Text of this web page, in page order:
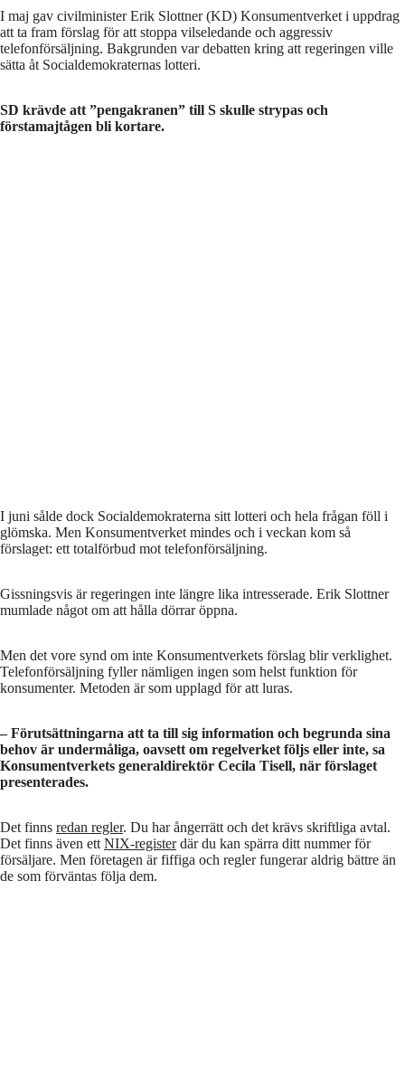
I maj gav civilminister Erik Slottner (KD) Konsumentverket i uppdrag
att ta fram förslag för att stoppa vilseledande och aggressiv
telefonförsäljning. Bakgrunden var debatten kring att regeringen ville
sätta åt Socialdemokraternas lotteri.
SD krävde att ”pengakranen” till S skulle strypas och
förstamajtågen bli kortare.
I juni sålde dock Socialdemokraterna sitt lotteri och hela frågan föll i
glömska. Men Konsumentverket mindes och i veckan kom så
förslaget: ett totalförbud mot telefonförsäljning.
Gissningsvis är regeringen inte längre lika intresserade. Erik Slottner
mumlade något om att hålla dörrar öppna.
Men det vore synd om inte Konsumentverkets förslag blir verklighet.
Telefonförsäljning fyller nämligen ingen som helst funktion för
konsumenter. Metoden är som upplagd för att luras.
– Förutsättningarna att ta till sig information och begrunda sina
behov är undermåliga, oavsett om regelverket följs eller inte, sa
Konsumentverkets generaldirektör Cecila Tisell, när förslaget
presenterades.
Det finns redan regler. Du har ångerrätt och det krävs skriftliga avtal.
Det finns även ett NIX-registerdär du kan spärra ditt nummer för
försäljare. Men företagen är fiffiga och regler fungerar aldrig bättre än
de som förväntas följa dem.